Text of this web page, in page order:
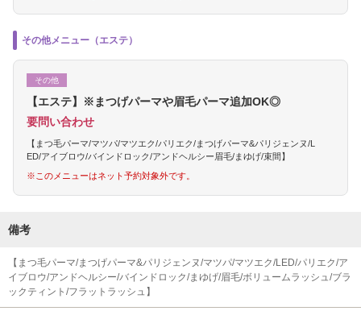
その他メニュー（エステ）
その他
【エステ】※まつげパーマや眉毛パーマ追加OK◎
要問い合わせ
【まつ毛パーマ/マツパ/マツエク/パリエク/まつげパーマ&パリジェンヌ/L
ED/アイブロウ/バインドロック/アンドヘルシー眉毛/まゆげ/束間】
※このメニューはネット予約対象外です。
備考
【まつ毛パーマ/まつげパーマ&パリジェンヌ/マツパ/マツエク/LED/パリエク/ア
イブロウ/アンドヘルシー/バインドロック/まゆげ/眉毛/ボリュームラッシュ/ブラ
ックティント/フラットラッシュ】